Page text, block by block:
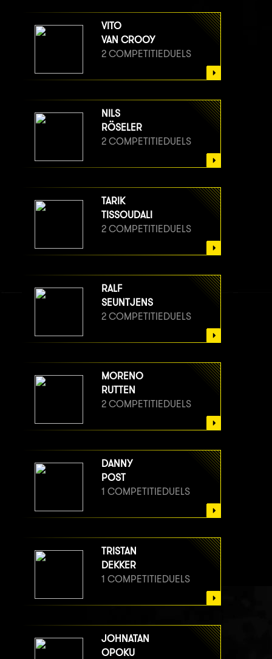
VITO
VAN CROOY
2 COMPETITIEDUELS
NILS
RÖSELER
2 COMPETITIEDUELS
TARIK
TISSOUDALI
2 COMPETITIEDUELS
RALF
SEUNTJENS
2 COMPETITIEDUELS
MORENO
RUTTEN
2 COMPETITIEDUELS
DANNY
POST
1 COMPETITIEDUELS
TRISTAN
DEKKER
1 COMPETITIEDUELS
JOHNATAN
OPOKU